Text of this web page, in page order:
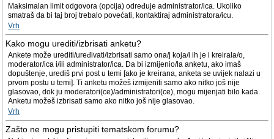
Maksimalan limit odgovora (opcija) određuje administrator/ica. Ukoliko
smatraš da bi taj broj trebalo povećati, kontaktiraj administratora/icu.
Vrh
Kako mogu urediti/izbrisati anketu?
Ankete može urediti/uređivati/izbrisati samo ona/j koja/i ih je i kreirala/o,
moderator/ica i/ili administrator/ica. Da bi izmijenio/la anketu, ako imaš
dopuštenje, urediš prvi post u temi [ako je kreirana, anketa se uvijek nalazi u
prvom postu u temi]. Ti anketu možeš izmijeniti samo ako nitko još nije
glasovao, dok ju moderatori(ce)/administratori(ce), mogu mijenjati bilo kada.
Anketu možeš izbrisati samo ako nitko još nije glasovao.
Vrh
Zašto ne mogu pristupiti tematskom forumu?